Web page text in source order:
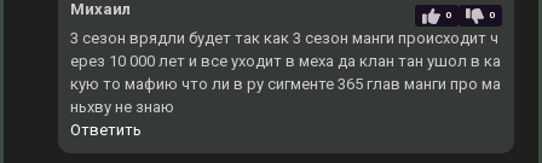
Михаил 0 0
3 сезон врядли будет так как 3 сезон манги происходит ч
ерез 10 000 лет и все уходит в меха да клан тан ушол в ка
кую то мафию что ли в ру сигменте 365 глав манги про ма
ньхву не знаю
Ответить